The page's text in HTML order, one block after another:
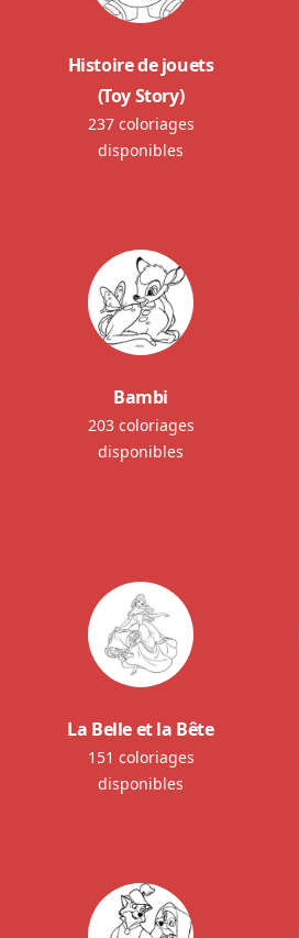
Histoire de jouets
(Toy Story)
237 coloriages
disponibles
Bambi
203 coloriages
disponibles
La Belle et la Bête
151 coloriages
disponibles